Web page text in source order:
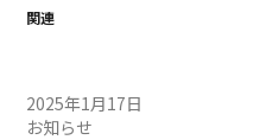
関連
2025年1月17日
お知らせ